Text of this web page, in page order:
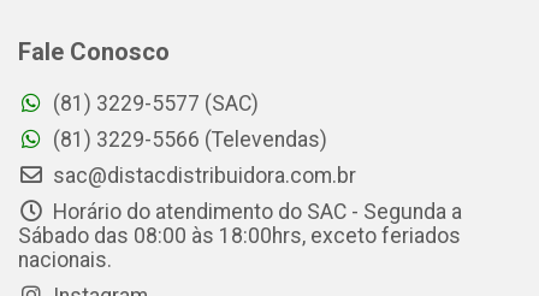
Fale Conosco
(81) 3229-5577 (SAC)
(81) 3229-5566 (Televendas)
sac@distacdistribuidora.com.br
Horário do atendimento do SAC - Segunda a
Sábado das 08:00 às 18:00hrs, exceto feriados
nacionais.